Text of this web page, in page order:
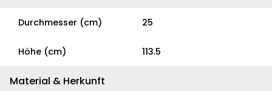
Durchmesser (cm) 25
Höhe (cm) 113.5
Material & Herkunft